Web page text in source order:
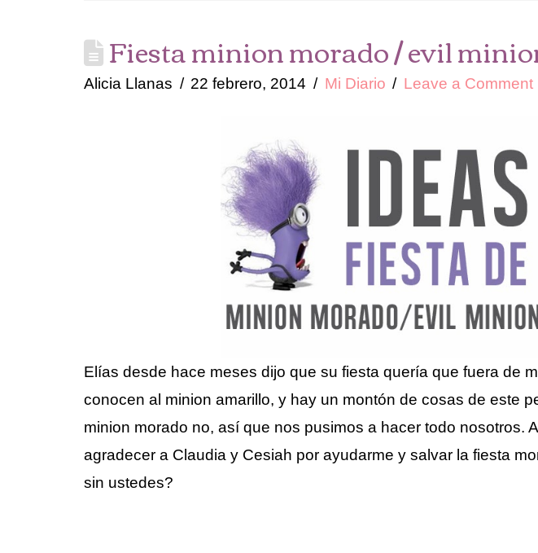
Fiesta minion morado / evil
Alicia Llanas 22 febrero, 2014 Mi Diario Leave a Comment
Elías desde hace meses dijo que su fiesta quería que fuera de
conocen al minion amarillo, y hay un montón de cosas de este
minion morado no, así que nos pusimos a hacer todo nosotros.
agradecer a Claudia y Cesiah por ayudarme y salvar la fiesta
sin ustedes?